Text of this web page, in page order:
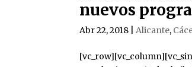
nuevos
Abr 22, 2018 |Alicante,